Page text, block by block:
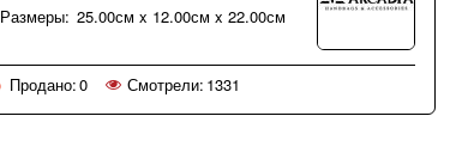
Размеры: 25.00см x 12.00см x 22.00см
Продано:0 Смотрели: 1331